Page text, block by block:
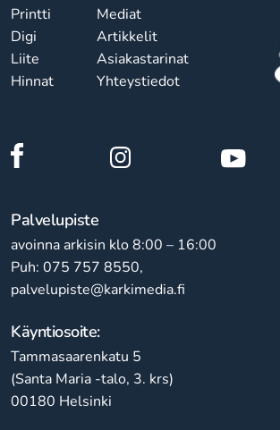
Printti
Digi
Liite
Hinnat
Mediat
Artikkelit
Asiakastarinat
Yhteystiedot
Palvelupiste
avoinna arkisin klo 8:00 – 16:00
Puh: 075 757 8550,
palvelupiste@karkimedia.fi
Käyntiosoite:
Tammasaarenkatu 5
(Santa Maria -talo, 3. krs)
00180 Helsinki